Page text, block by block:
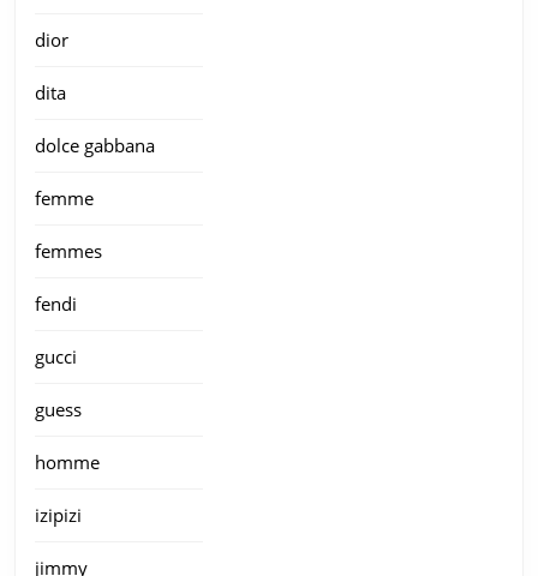
dior
dita
dolce gabbana
femme
femmes
fendi
gucci
guess
homme
izipizi
jimmy